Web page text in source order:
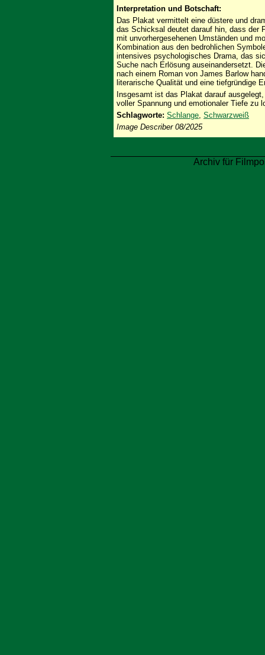
Interpretation und Botschaft:
Das Plakat vermittelt eine düstere und
das Schicksal deutet darauf hin, dass der
mit unvorhergesehenen Umständen und
Kombination aus den bedrohlichen
intensives psychologisches Drama, das
Suche nach Erlösung auseinandersetzt.
nach einem Roman von James Barlow
literarische Qualität und eine tiefgründige
Insgesamt ist das Plakat darauf
voller Spannung und emotionaler Tiefe zu
Schlagworte: Schlange, Schwarzweiß
Image Describer 08/2025
Archiv für